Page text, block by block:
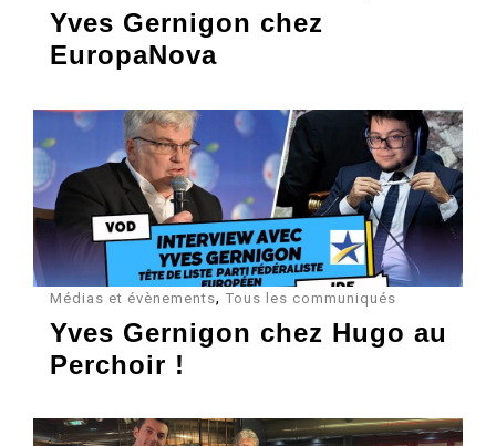
Yves Gernigon chez
EuropaNova
Médias et évènements, Tous les communiqués
Yves Gernigon chez Hugo au
Perchoir !